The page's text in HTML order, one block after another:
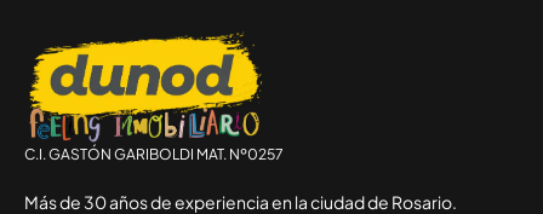
C.I. GASTÓN GARIBOLDI MAT. Nº0257
Más de 30 años de experiencia en la ciudad de Rosario.